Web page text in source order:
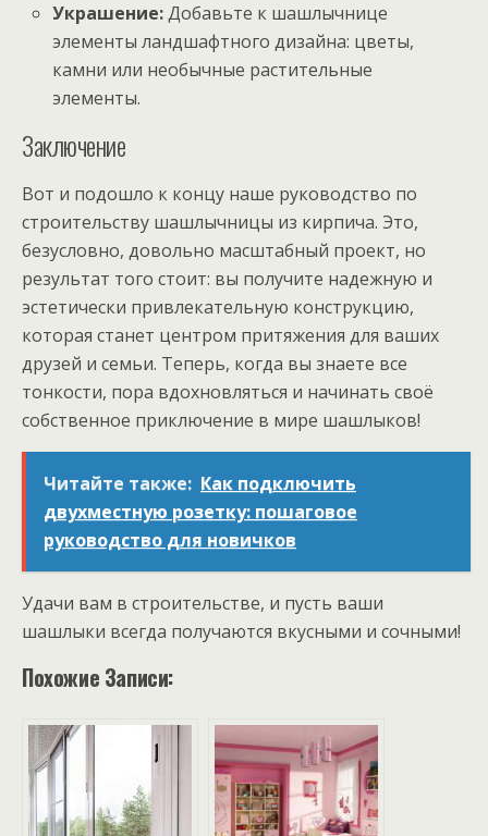
Украшение:Добавьте к шашлычнице
элементы ландшафтного дизайна: цветы,
камни или необычные растительные
элементы.
Заключение
Вот и подошло к концу наше руководство по
строительству шашлычницы из кирпича. Это,
безусловно, довольно масштабный проект, но
результат того стоит: вы получите надежную и
эстетически привлекательную конструкцию,
которая станет центром притяжения для ваших
друзей и семьи. Теперь, когда вы знаете все
тонкости, пора вдохновляться и начинать своё
собственное приключение в мире шашлыков!
Читайте также: Как подключить
двухместную розетку: пошаговое
руководство для новичков
Удачи вам в строительстве, и пусть ваши
шашлыки всегда получаются вкусными и сочными!
Похожие Записи: